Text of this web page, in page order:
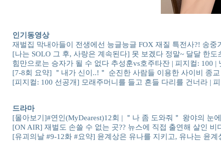
인기동영상
재벌집 막내아들이 전생에선 능글능글 FOX 재질 특전사?! 송중
[나는 SOLO 그 후, 사랑은 계속된다] 못 보겠다 정말~ 달달 한도
힘만으로는 승자가 될 수 없다 추성훈vs호주타잔 | 피지컬: 100 |
[7-8회 요약] ＂내가 신이..!＂ 순진한 사람들 이용한 사이비 종
[피지컬: 100 선공개] 모래주머니를 들고 흔들 다리를 건너라 |
드라마
[몰아보기]#연인(MyDearest)12회 | ＂나 좀 도와줘＂ 왕야의
[ON AIR] 재벌도 손쓸 수 없는 곳?? 뉴스에 직접 출연해 살인
[유괴의날 #9-12화 #요약] 윤계상은 유나를 지키고, 유나는 윤